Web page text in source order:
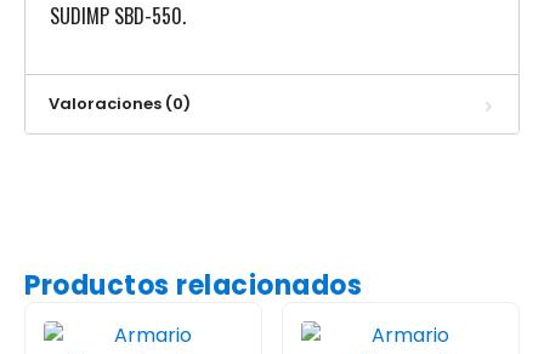
SUDIMP SBD-550.
Valoraciones (0)
Productos relacionados